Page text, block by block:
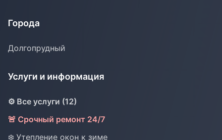
Города
Долгопрудный
Услуги и информация
⚙️ Все услуги (12)
🚨 Срочный ремонт 24/7
❄️ Утепление окон к зиме